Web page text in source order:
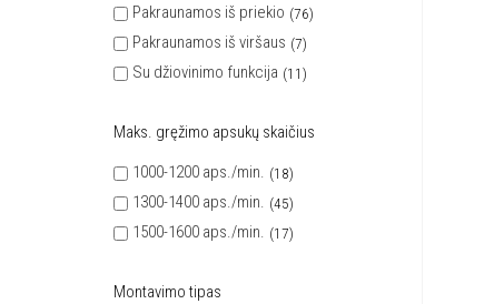
Pakraunamos iš priekio 76
Pakraunamos iš viršaus 7
Su džiovinimo funkcija 11
Maks. gręžimo apsukų skaičius
1000-1200 aps./min.
18
1300-1400 aps./min. 45
1500-1600 aps./min. 17
Montavimo tipas